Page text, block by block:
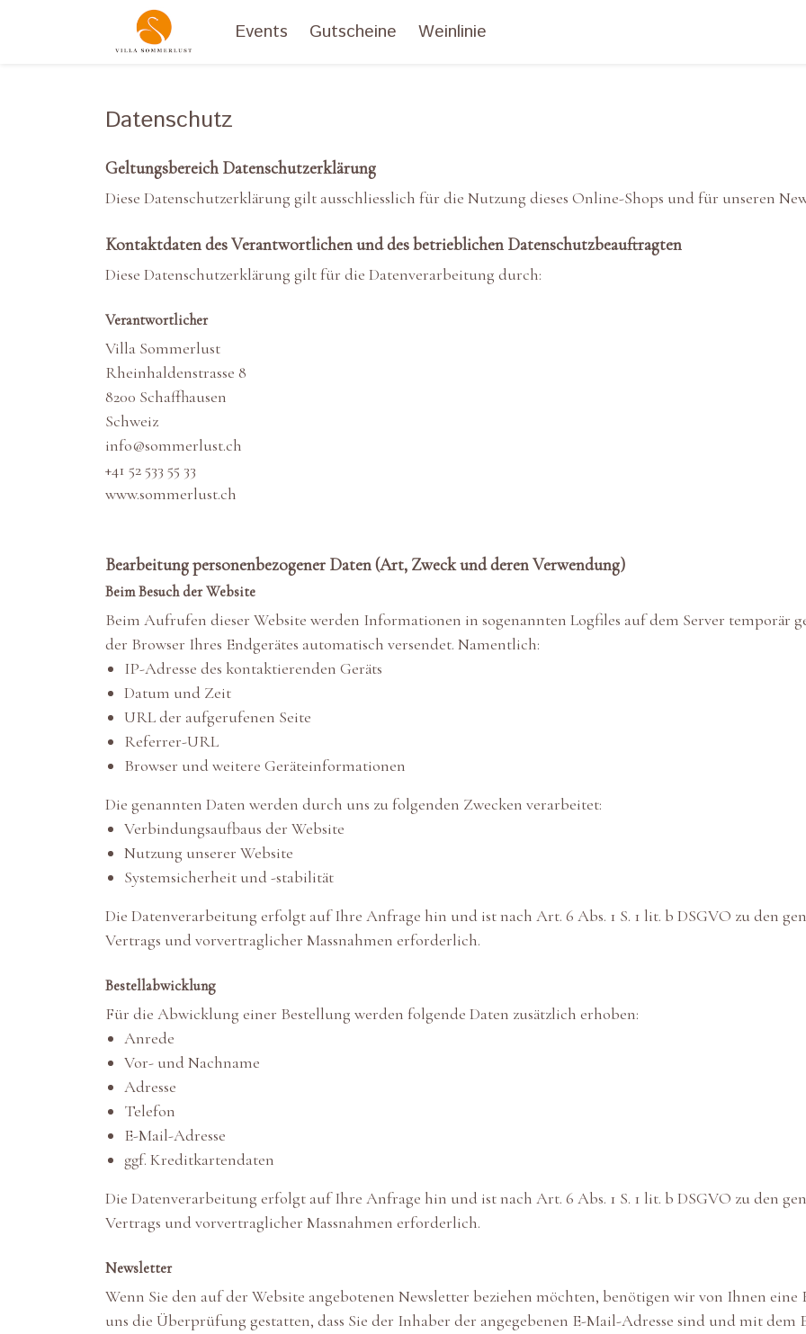
Events Gutscheine Weinlinie
Datenschutz
Geltungsbereich Datenschutzerklärung
Diese Datenschutzerklärung gilt ausschliesslich für die Nutzung dieses Online-Shops und für unseren
Kontaktdaten des Verantwortlichen und des betrieblichen Datenschutzbeauftragten
Diese Datenschutzerklärung gilt für die Datenverarbeitung durch:
Verantwortlicher
Villa Sommerlust
Rheinhaldenstrasse 8
8200 Schaffhausen
Schweiz
info@sommerlust.ch
+41 52 533 55 33
www.sommerlust.ch
Bearbeitung personenbezogener Daten (Art, Zweck und deren Verwendung)
Beim Besuch der Website
Beim Aufrufen dieser Website werden Informationen in sogenannten Logfiles auf dem Server temporär
der Browser Ihres Endgerätes automatisch versendet. Namentlich:
IP-Adresse des kontaktierenden Geräts
Datum und Zeit
URL der aufgerufenen Seite
Referrer-URL
Browser und weitere Geräteinformationen
Die genannten Daten werden durch uns zu folgenden Zwecken verarbeitet:
Verbindungsaufbaus der Website
Nutzung unserer Website
Systemsicherheit und -stabilität
Die Datenverarbeitung erfolgt auf Ihre Anfrage hin und ist nach Art. 6 Abs. 1 S. 1 lit. b DSGVO zu den
Vertrags und vorvertraglicher Massnahmen erforderlich.
Bestellabwicklung
Für die Abwicklung einer Bestellung werden folgende Daten zusätzlich erhoben:
Anrede
Vor- und Nachname
Adresse
Telefon
E-Mail-Adresse
ggf. Kreditkartendaten
Die Datenverarbeitung erfolgt auf Ihre Anfrage hin und ist nach Art. 6 Abs. 1 S. 1 lit. b DSGVO zu den
Vertrags und vorvertraglicher Massnahmen erforderlich.
Newsletter
Wenn Sie den auf der Website angebotenen Newsletter beziehen möchten, benötigen wir von Ihnen
uns die Überprüfung gestatten, dass Sie der Inhaber der angegebenen E-Mail-Adresse sind und mit dem